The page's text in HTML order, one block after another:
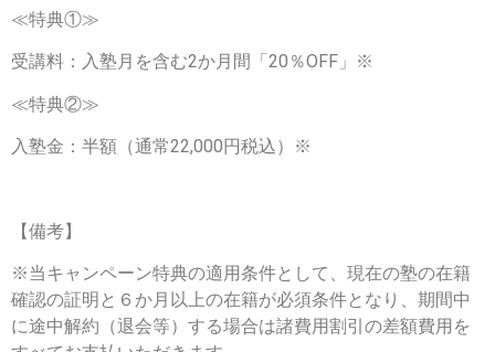
≪特典①≫
受講料：入塾月を含む2か月間「20％OFF」※
≪特典②≫
入塾金：半額（通常22,000円税込）※
【備考】
※当キャンペーン特典の適用条件として、現在の塾の在籍
確認の証明と６か月以上の在籍が必須条件となり、期間中
に途中解約（退会等）する場合は諸費用割引の差額費用を